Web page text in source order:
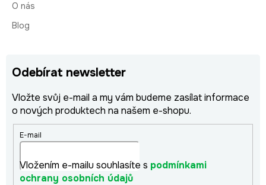
O nás
Blog
Odebírat newsletter
Vložte svůj e-mail a my vám budeme zasílat informace
o nových produktech na našem e-shopu.
E-mail
Vložením e-mailu souhlasíte s podmínkami
ochrany osobních údajů